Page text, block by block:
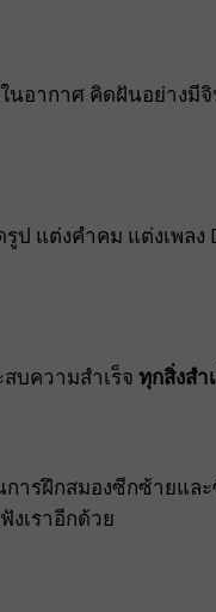
อากาศ คิดฝันอย่างมี
ป แต่งคำคม แต่งเพล
บความสำเร็จ ทุกสิ่งสำ
ารฝึกสมองซีกซ้ายแ
งเราอีกด้วย